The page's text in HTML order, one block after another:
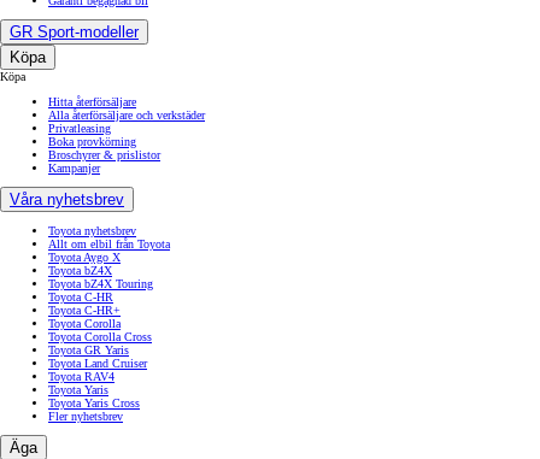
GR Sport-modeller
Köpa
Köpa
Hitta återförsäljare
Alla återförsäljare och verkstäder
Privatleasing
Boka provkörning
Broschyrer & prislistor
Kampanjer
Våra nyhetsbrev
Toyota nyhetsbrev
Allt om elbil från Toyota
Toyota Aygo X
Toyota bZ4X
Toyota bZ4X Touring
Toyota C-HR
Toyota C-HR+
Toyota Corolla
Toyota Corolla Cross
Toyota GR Yaris
Toyota Land Cruiser
Toyota RAV4
Toyota Yaris
Toyota Yaris Cross
Fler nyhetsbrev
Äga